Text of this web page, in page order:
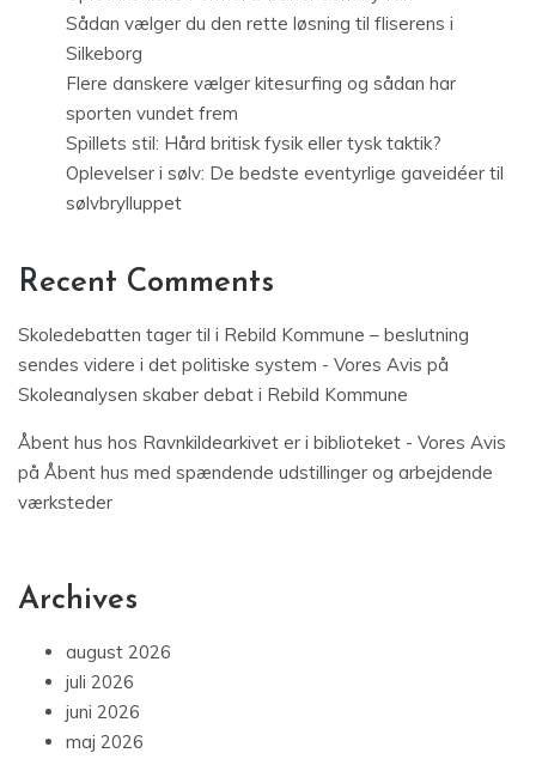
Sådan vælger du den rette løsning til fliserens i
Silkeborg
Flere danskere vælger kitesurfing og sådan har
sporten vundet frem
Spillets stil: Hård britisk fysik eller tysk taktik?
Oplevelser i sølv: De bedste eventyrlige gaveidéer til
sølvbrylluppet
Recent Comments
Skoledebatten tager til i Rebild Kommune – beslutning
sendes videre i det politiske system - Vores Avis på
Skoleanalysen skaber debat i Rebild Kommune
Åbent hus hos Ravnkildearkivet er i biblioteket - Vores Avis
på Åbent hus med spændende udstillinger og arbejdende
værksteder
Archives
august 2026
juli 2026
juni 2026
maj 2026